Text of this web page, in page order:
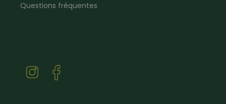
Questions fréquentes